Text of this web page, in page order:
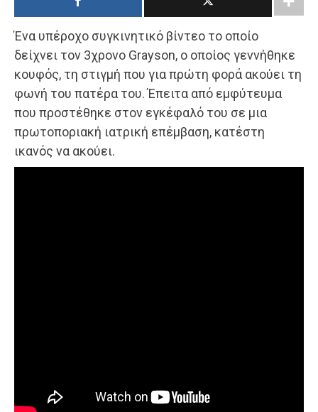
Ένα υπέροχο συγκινητικό βίντεο το οποίο
δείχνει τον 3χρονο Grayson, ο οποίος γεννήθηκε
κουφός, τη στιγμή που για πρώτη φορά ακούει τη
φωνή του πατέρα του. Έπειτα από εμφύτευμα
που προστέθηκε στον εγκέφαλό του σε μια
πρωτοποριακή ιατρική επέμβαση, κατέστη
ικανός να ακούει.